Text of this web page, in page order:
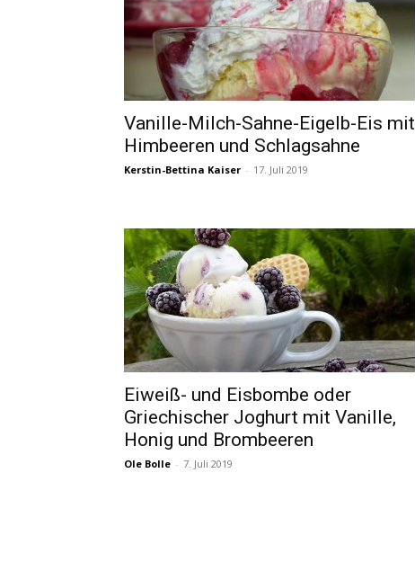
Vanille-Milch-Sahne-Eigelb-Eis mit
Himbeeren und Schlagsahne
Kerstin-Bettina Kaiser - 17. Juli 2019
Eiweiß- und Eisbombe oder
Griechischer Joghurt mit Vanille,
Honig und Brombeeren
Ole Bolle - 7. Juli 2019